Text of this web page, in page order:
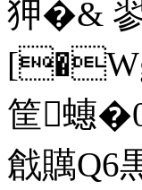
狎�&
筐蟪
戧贎Q6